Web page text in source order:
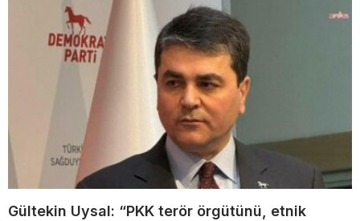
Gültekin Uysal: “PKK terör örgütünü, etnik